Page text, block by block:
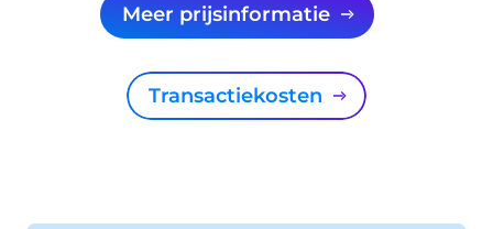
Meer prijsinformatie
Transactiekosten